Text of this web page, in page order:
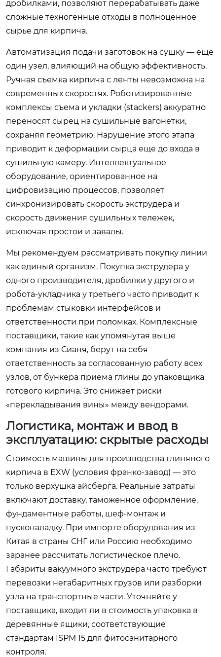
дробилками, позволяют перерабатывать даже
сложные техногенные отходы в полноценное
сырье для кирпича.
Автоматизация подачи заготовок на сушку — еще
один узел, влияющий на общую эффективность.
Ручная съемка кирпича с ленты невозможна на
современных скоростях. Роботизированные
комплексы съема и укладки (stackers) аккуратно
переносят сырец на сушильные вагонетки,
сохраняя геометрию. Нарушение этого этапа
приводит к деформации сырца еще до входа в
сушильную камеру. Интеллектуальное
оборудование, ориентированное на
цифровизацию процессов, позволяет
синхронизировать скорость экструдера и
скорость движения сушильных тележек,
исключая простои и завалы.
Мы рекомендуем рассматривать покупку линии
как единый организм. Покупка экструдера у
одного производителя, дробилки у другого и
робота-укладчика у третьего часто приводит к
проблемам стыковки интерфейсов и
ответственности при поломках. Комплексные
поставщики, такие как упомянутая выше
компания из Сианя, берут на себя
ответственность за согласованную работу всех
узлов, от бункера приема глины до упаковщика
готового кирпича. Это снижает риски
«перекладывания вины» между вендорами.
Логистика, монтаж и ввод в
эксплуатацию: скрытые расходы
Стоимость машины для производства глиняного
кирпича в EXW (условия франко-завод) — это
только верхушка айсберга. Реальные затраты
включают доставку, таможенное оформление,
фундаментные работы, шеф-монтаж и
пусконаладку. При импорте оборудования из
Китая в страны СНГ или Россию необходимо
заранее рассчитать логистическое плечо.
Габариты вакуумного экструдера часто требуют
перевозки негабаритных грузов или разборки
узла на транспортные части. Уточняйте у
поставщика, входит ли в стоимость упаковка в
деревянные ящики, соответствующие
стандартам ISPM 15 для фитосанитарного
контроля.